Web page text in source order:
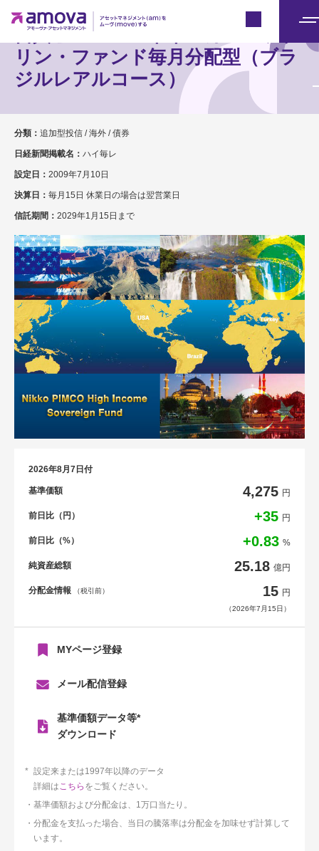
ニ
日興ピムコ・ハイインカム・ソブ
リン・ファンド毎月分配型（ブラ
ジルレアルコース）
分類： 追加型投信 / 海外 / 債券
日経新聞掲載名： ハイ毎レ
設定日： 2009年7月10日
決算日： 毎月15日 休業日の場合は翌営業日
信託期間： 2029年1月15日まで
2026年8月7日付
基準価額 4,275 円
前日比（円） +35 円
前日比（%） +0.83 %
純資産総額 25.18 億円
分配金情報 （税引前） 15 円
（2026年7月15日）
MYページ登録
メール配信登録
基準価額データ等*
ダウンロード
設定来または1997年以降のデータ
詳細はこちら をご覧ください。
基準価額および分配金は、1万口当たり。
分配金を支払った場合、当日の騰落率は分配金を加味せず計算して
います。